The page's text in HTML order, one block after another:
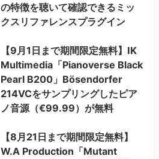
の特徴を聴いて確認できるミッ
クスリファレンスプラグイン
【9月1日まで期間限定無料】IK
Multimedia「Pianoverse Black
Pearl B200」Bösendorfer
214VCをサンプリングしたピア
ノ音源（€99.99）が無料
【8月21日まで期間限定無料】
W.A Production「Mutant